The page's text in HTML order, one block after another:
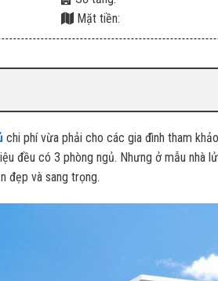
Mặt tiền:
chi phí vừa phải cho các gia đình tham
đều có 3 phòng ngủ. Nhưng ở mẫu nhà
đẹp và sang trọng.